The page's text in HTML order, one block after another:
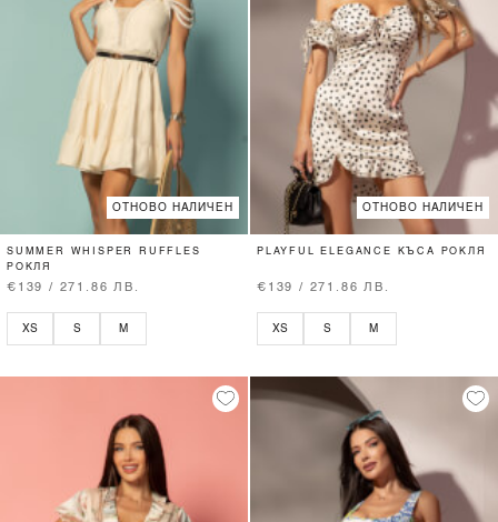
ОТНОВО НАЛИЧЕН
SUMMER WHISPER RUFFLES
РОКЛЯ
€139 / 271.86 ЛВ.
XS S M
ОТНОВО НАЛИЧЕН
PLAYFUL ELEGANCE КЪСА РОКЛЯ
€139 / 271.86 ЛВ.
XS S M